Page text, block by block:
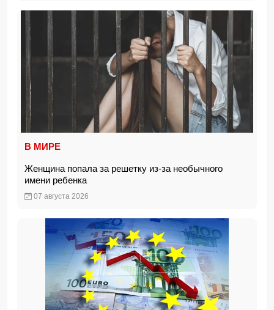
В МИРЕ
Женщина попала за решетку из-за необычного
имени ребенка
07 августа 2026